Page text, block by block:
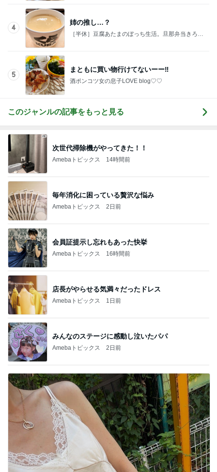
4
姉の推し…？
［半休］豆腐あたまのぼっち生活。旦那弁当きろく
5
まともに買い物行けてないーー‼︎
酒ポンコツ女の息子LOVE blog♡♡
このジャンルの記事をもっと見る
次世代掃除機がやってきた！！
Amebaトピックス 14時間前
毎年消化に困っている贅沢な悩み
Amebaトピックス 2日前
会員証提示し忘れもあった快挙
Amebaトピックス 16時間前
店長がやらせる気満々だったドレス
Amebaトピックス 1日前
みんなのステージに感動し泣いたパパ
Amebaトピックス 2日前